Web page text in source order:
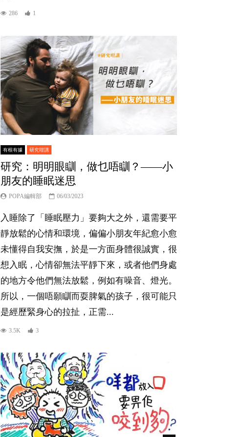
286 1
有根有據 研究咁講
研究：明明眼瞓，做乜唔瞓？——小
朋友的睡眠迷思
POPA編輯部 06/03/2023
入睡除了「睡眠壓力」要夠大之外，還需要平
靜放鬆的心情和環境，偏偏小朋友年紀愈小愈
未懂得自我安撫，於是一方面身體很誠實，很
想入眠，心情卻無法平靜下來，或者他們身處
的地方令他們無法放鬆，例如有噪音、燈光。
所以，一個唔願瞓而耍脾氣的孩子，很可能只
是經歷緊身心的拉扯，正需...
3.5K 3